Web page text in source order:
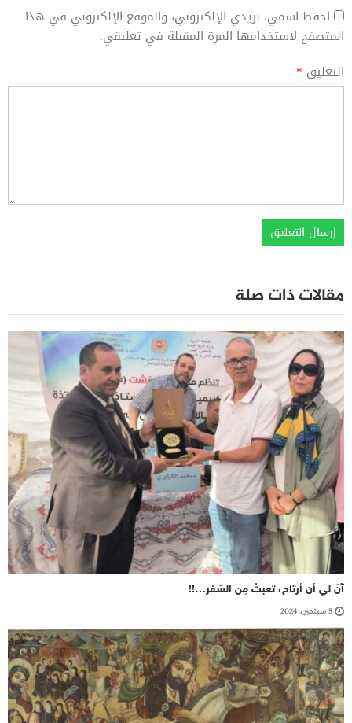
احفظ اسمي، بريدي الإلكتروني، والموقع الإلكتروني في هذا
المتصفح لاستخدامها المرة المقبلة في تعليقي.
التعليق *
مقالات ذات صلة
آنَ لي أن أرتاح، تعبتُ مِن السّفر…!!
5 سبتمبر، 2024